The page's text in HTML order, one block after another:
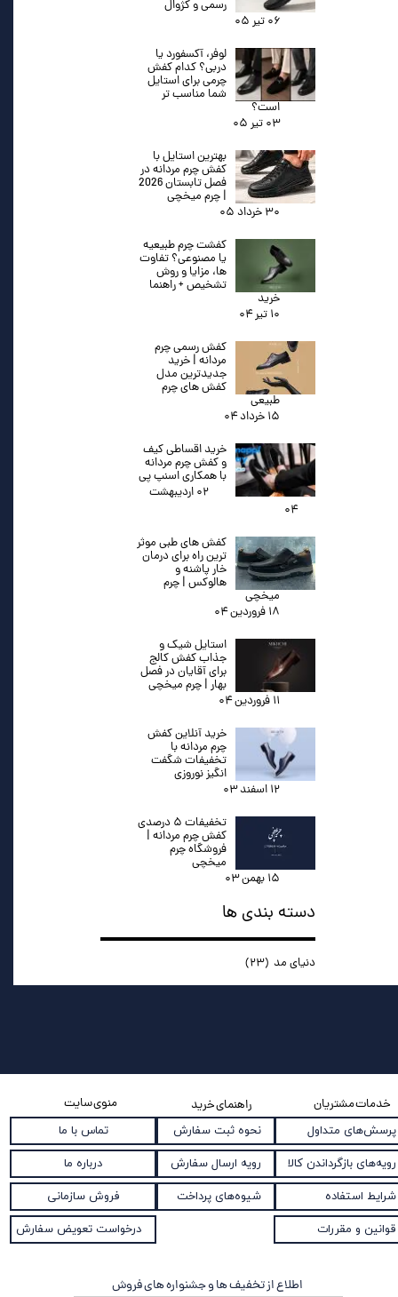
رسمی و کژوال
۰۶ تیر ۰۵
لوفر، آکسفورد یا
دربی؟ کدام کفش
چرمی برای استایل
شما مناسب تر
است؟
۰۳ تیر ۰۵
بهترین استایل با
کفش چرم مردانه در
فصل تابستان 2026
| چرم میخچی
۳۰ خرداد ۰۵
کفشت چرم طبیعیه
یا مصنوعی؟ تفاوت
ها، مزایا و روش
تشخیص + راهنما
خرید
۱۰ تیر ۰۴
کفش رسمی چرم
مردانه | خرید
جدیدترین مدل
کفش های چرم
طبیعی
۱۵ خرداد ۰۴
خرید اقساطی کیف
و کفش چرم مردانه
با همکاری اسنپ پی
۰۲ اردیبهشت
۰۴
کفش های طبی موثر
ترین راه برای درمان
خار پاشنه و
هالوکس | چرم
میخچی
۱۸ فروردین ۰۴
استایل شیک و
جذاب کفش کالج
برای آقایان در فصل
بهار | چرم میخچی
۱۱ فروردین ۰۴
خرید آنلاین کفش
چرم مردانه با
تخفیفات شگفت
انگیز نوروزی
۱۲ اسفند ۰۳
تخفیفات ۵ درصدی
کفش چرم مردانه |
فروشگاه چرم
میخچی
۱۵ بهمن ۰۳
دسته بندی ها
دنیای مد (۲۳)
راهنمای خرید
نحوه ثبت سفارش
رویه ارسال سفارش
شیوه‌های پرداخت
خدمات مشتریان
پرسش‌های متداول
رویه‌های بازگرداندن کالا
شرایط استفاده
قوانین و مقررات
منوی سایت
تماس با ما
درباره ما
فروش سازمانی
درخواست تعویض سفارش
اطلاع از تخفیف ها و جشنواره های فروش